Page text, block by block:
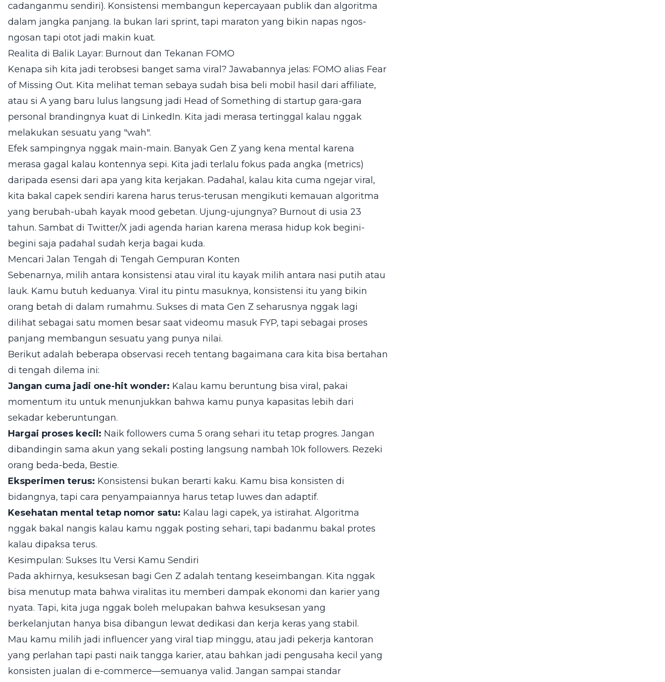
cadanganmu sendiri). Konsistensi membangun kepercayaan publik dan algoritma
dalam jangka panjang. Ia bukan lari sprint, tapi maraton yang bikin napas ngos-
ngosan tapi otot jadi makin kuat.
Realita di Balik Layar: Burnout dan Tekanan FOMO
Kenapa sih kita jadi terobsesi banget sama viral? Jawabannya jelas: FOMO alias Fear
of Missing Out. Kita melihat teman sebaya sudah bisa beli mobil hasil dari affiliate,
atau si A yang baru lulus langsung jadi Head of Something di startup gara-gara
personal brandingnya kuat di LinkedIn. Kita jadi merasa tertinggal kalau nggak
melakukan sesuatu yang "wah".
Efek sampingnya nggak main-main. Banyak Gen Z yang kena mental karena
merasa gagal kalau kontennya sepi. Kita jadi terlalu fokus pada angka (metrics)
daripada esensi dari apa yang kita kerjakan. Padahal, kalau kita cuma ngejar viral,
kita bakal capek sendiri karena harus terus-terusan mengikuti kemauan algoritma
yang berubah-ubah kayak mood gebetan. Ujung-ujungnya? Burnout di usia 23
tahun. Sambat di Twitter/X jadi agenda harian karena merasa hidup kok begini-
begini saja padahal sudah kerja bagai kuda.
Mencari Jalan Tengah di Tengah Gempuran Konten
Sebenarnya, milih antara konsistensi atau viral itu kayak milih antara nasi putih atau
lauk. Kamu butuh keduanya. Viral itu pintu masuknya, konsistensi itu yang bikin
orang betah di dalam rumahmu. Sukses di mata Gen Z seharusnya nggak lagi
dilihat sebagai satu momen besar saat videomu masuk FYP, tapi sebagai proses
panjang membangun sesuatu yang punya nilai.
Berikut adalah beberapa observasi receh tentang bagaimana cara kita bisa bertahan
di tengah dilema ini:
Jangan cuma jadi one-hit wonder: Kalau kamu beruntung bisa viral, pakai
momentum itu untuk menunjukkan bahwa kamu punya kapasitas lebih dari
sekadar keberuntungan.
Hargai proses kecil: Naik followers cuma 5 orang sehari itu tetap progres. Jangan
dibandingin sama akun yang sekali posting langsung nambah 10k followers. Rezeki
orang beda-beda, Bestie.
Eksperimen terus: Konsistensi bukan berarti kaku. Kamu bisa konsisten di
bidangnya, tapi cara penyampaiannya harus tetap luwes dan adaptif.
Kesehatan mental tetap nomor satu: Kalau lagi capek, ya istirahat. Algoritma
nggak bakal nangis kalau kamu nggak posting sehari, tapi badanmu bakal protes
kalau dipaksa terus.
Kesimpulan: Sukses Itu Versi Kamu Sendiri
Pada akhirnya, kesuksesan bagi Gen Z adalah tentang keseimbangan. Kita nggak
bisa menutup mata bahwa viralitas itu memberi dampak ekonomi dan karier yang
nyata. Tapi, kita juga nggak boleh melupakan bahwa kesuksesan yang
berkelanjutan hanya bisa dibangun lewat dedikasi dan kerja keras yang stabil.
Mau kamu milih jadi influencer yang viral tiap minggu, atau jadi pekerja kantoran
yang perlahan tapi pasti naik tangga karier, atau bahkan jadi pengusaha kecil yang
konsisten jualan di e-commerce—semuanya valid. Jangan sampai standar